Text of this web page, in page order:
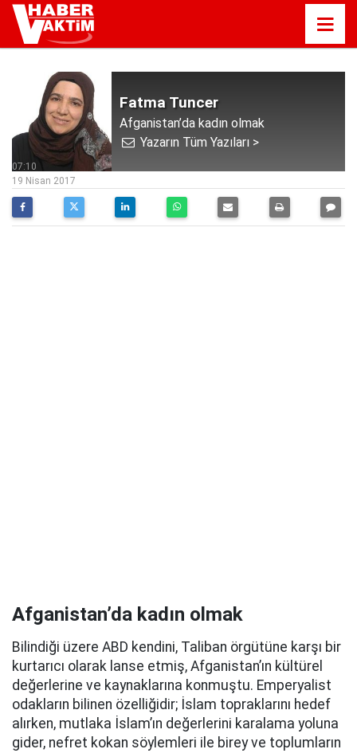
Fatma Tuncer
Afganistan’da kadın olmak
Yazarın Tüm Yazıları >
07:10
19 Nisan 2017
Afganistan’da kadın olmak
Bilindiği üzere ABD kendini, Taliban örgütüne karşı bir
kurtarıcı olarak lanse etmiş, Afganistan’ın kültürel
değerlerine ve kaynaklarına konmuştu. Emperyalist
odakların bilinen özelliğidir; İslam topraklarını hedef
alırken, mutlaka İslam’ın değerlerini karalama yoluna
gider, nefret kokan söylemleri ile birey ve toplumların